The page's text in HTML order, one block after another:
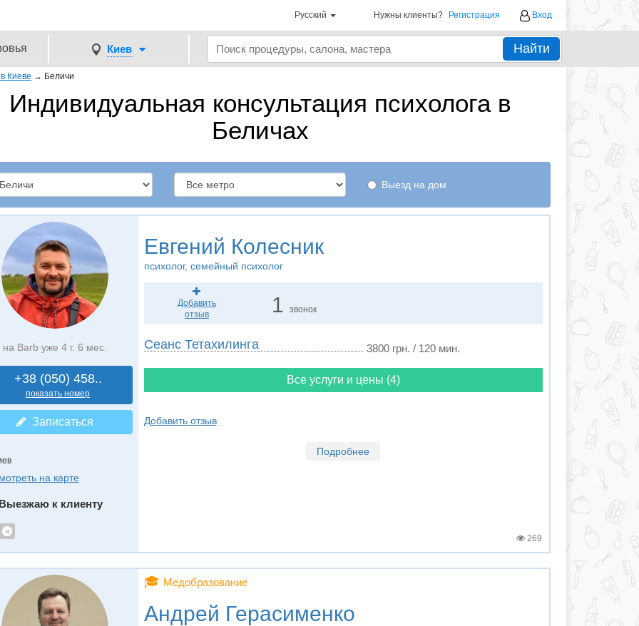
Русский Нужны клиенты? Регистрация Вход
Киев Найти
Киеве → Беличи
Индивидуальная консультация психолога в
Беличах
Выезд на дом
на Barb уже 4 г. 6 мес.
+38 (050) 458..
показать номер
Записаться
на карте
к клиенту
Евгений Колесник
психолог, семейный психолог
Добавить
отзыв
1звонок
Сеанс Тетахилинга 3800 грн. / 120 мин.
Все услуги и цены (4)
Добавить отзыв
Подробнее
269
🎓 Медобразование
Андрей Герасименко